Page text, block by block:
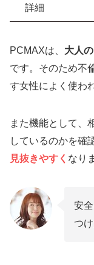
詳細
PCMAXは、 大人
です。そのため不
す女性によく使わ
また機能として、
しているのかを確
見抜きやすく なり
安
つ